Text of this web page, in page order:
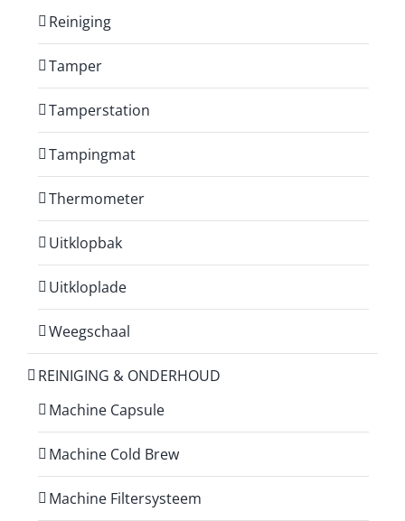
Reiniging
Tamper
Tamperstation
Tampingmat
Thermometer
Uitklopbak
Uitkloplade
Weegschaal
REINIGING & ONDERHOUD
Machine Capsule
Machine Cold Brew
Machine Filtersysteem